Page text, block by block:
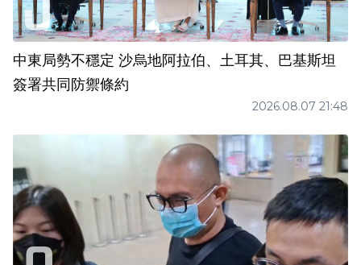
中東局勢不穩定 沙烏地阿拉伯、土耳其、巴基斯坦
簽署共同防禦條約
2026.08.07 21:48